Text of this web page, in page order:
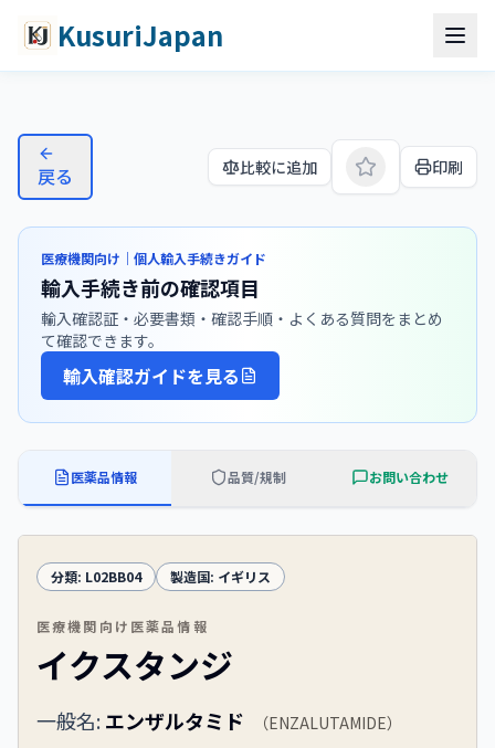
KusuriJapan
イクスタンジ（エンザルタミド
戻る 比較に追加 印刷
医療機関向け｜個人輸入手続きガイド
輸入手続き前の確認項目
輸入確認証・必要書類・確認手順・よくある質問をまとめ
て確認できます。
輸入確認ガイドを見る
医薬品情報 品質/規制 お問い合わせ
分類: L02BB04 製造国: イギリス
医療機関向け医薬品情報
イクスタンジ
一般名: エンザルタミド （ENZALUTAMIDE）